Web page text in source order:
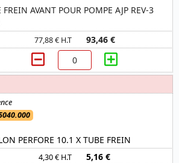
FREIN AVANT POUR POMPE AJP REV-3
77,88 € H.T 93,46 €
PERFORE 10.1 X TUBE FREIN
4,30 € H.T 5,16 €